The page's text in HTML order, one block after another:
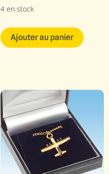
4 en stock
Ajouter au panier